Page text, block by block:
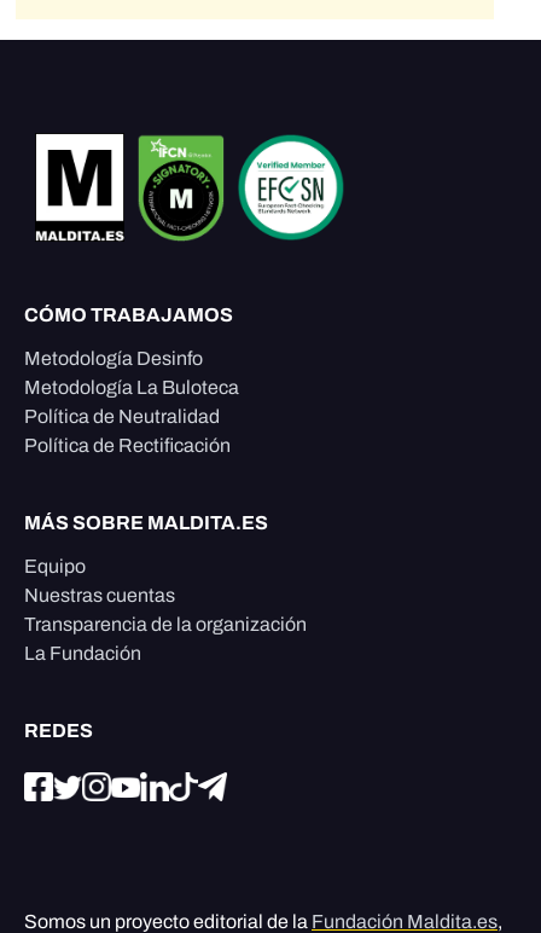
CÓMO TRABAJAMOS
Metodología Desinfo
Metodología La Buloteca
Política de Neutralidad
Política de Rectificación
MÁS SOBRE MALDITA.ES
Equipo
Nuestras cuentas
Transparencia de la organización
La Fundación
REDES
Somos un proyecto editorial de la Fundación Maldita.es,